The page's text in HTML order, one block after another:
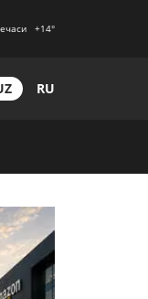
+14°
RU